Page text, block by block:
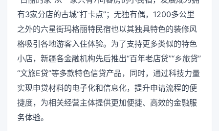
有3家分店的古城“打卡点”；无独有偶，1200多公里
之外的六星街玛格丽特民宿也以其独具特色的装修风
格吸引各地游客入住体验。为了支持更多类似的特色
小店，新疆各金融机构先后推出“百年老店贷”“乡旅贷”
“文旅E贷”等多款特色信贷产品，同时，通过科技力量
实现申贷材料的电子化和信息化，提升申请流程的便
捷度，为相关经营主体提供更加便捷、高效的金融服
务体验。